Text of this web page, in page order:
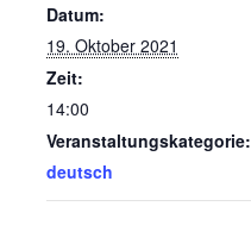
Datum:
19. Oktober 2021
Zeit:
14:00
Veranstaltungskategorie:
deutsch